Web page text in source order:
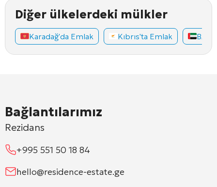
Diğer ülkelerdeki mülkler
Karadağ'da Emlak Kıbrıs'ta Emlak
Bağlantılarımız
Rezidans
+995 551 50 18 84
hello@residence-estate.ge